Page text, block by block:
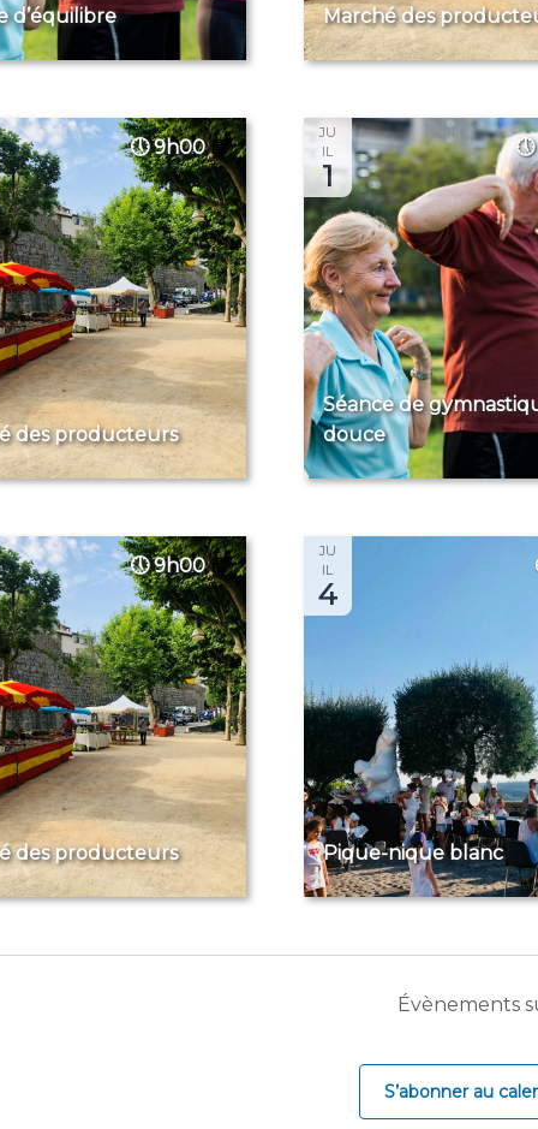
d’équilibre Marché des
9h00
des producteurs
JU
IL
1
Séance de
douce
9h00
des producteurs
JU
IL
4
Pique-nique blanc
Évènements
S’abonner au